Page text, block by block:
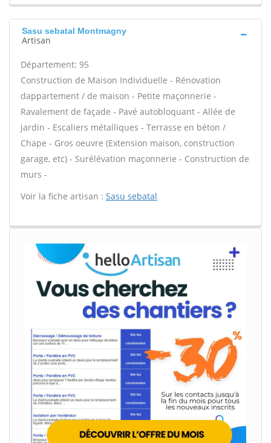
Sasu sebatal Montmagny
Artisan
Département: 95
Construction de Maison Individuelle - Rénovation
dappartement / de maison - Petite maçonnerie -
Ravalement de façade - Pavé autobloquant - Allée de
jardin - Escaliers métalliques - Terrasse en béton /
Chape - Gros oeuvre (Extension maison, construction
garage, etc) - Surélévation maçonnerie - Construction de
murs -
Voir la fiche artisan : Sasu sebatal